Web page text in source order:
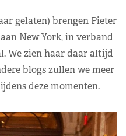
gelaten) brengen Pieter
New York, in verband
We zien haar daar altijd
blogs zullen we meer
deze momenten.